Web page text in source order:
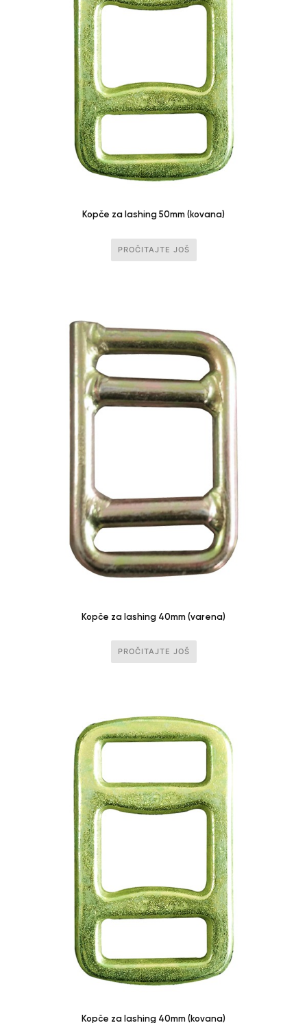
Kopče za lashing 50mm (kovana)
PROČITAJTE JOŠ
Kopče za lashing 40mm (varena)
PROČITAJTE JOŠ
Kopče za lashing 40mm (kovana)